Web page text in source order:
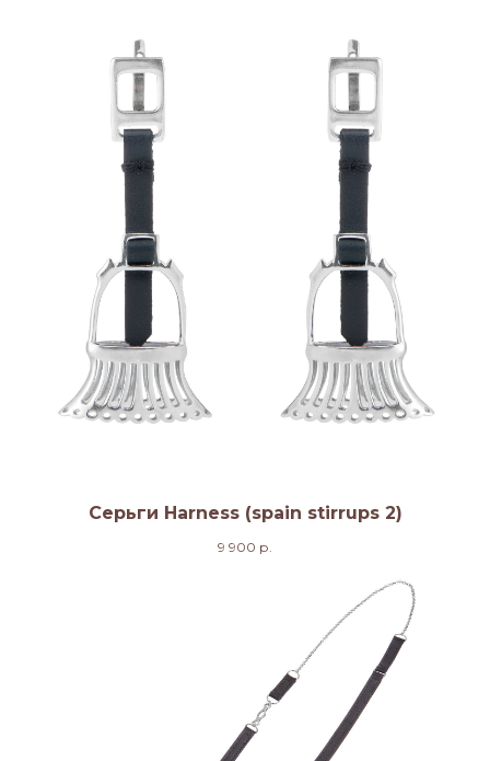
Серьги Harness (spain stirrups 2)
9 900 р.